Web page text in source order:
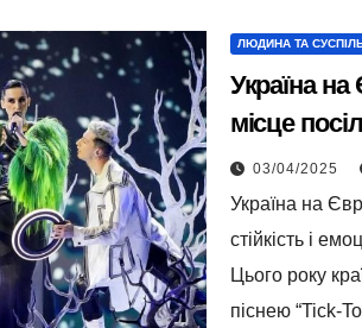
ЛЮДИНА ТА
Україна
місце
03/04/2025
Україна на
стійкість і
Цього року
піснею “Tick-